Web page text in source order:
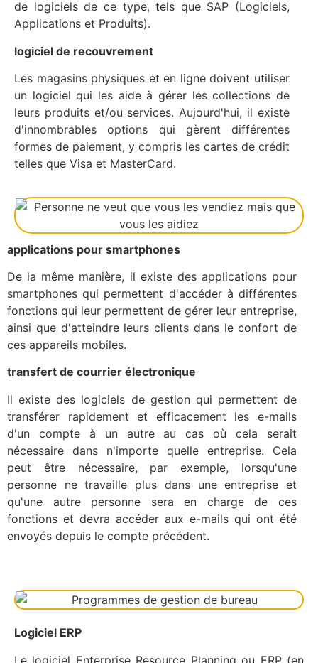
de logiciels de ce type, tels que SAP (Logiciels,
Applications et Produits).
logiciel de recouvrement
Les magasins physiques et en ligne doivent utiliser
un logiciel qui les aide à gérer les collections de
leurs produits et/ou services. Aujourd'hui, il existe
d'innombrables options qui gèrent différentes
formes de paiement, y compris les cartes de crédit
telles que Visa et MasterCard.
applications pour smartphones
De la même manière, il existe des applications pour
smartphones qui permettent d'accéder à différentes
fonctions qui leur permettent de gérer leur entreprise,
ainsi que d'atteindre leurs clients dans le confort de
ces appareils mobiles.
transfert de courrier électronique
Il existe des logiciels de gestion qui permettent de
transférer rapidement et efficacement les e-mails
d'un compte à un autre au cas où cela serait
nécessaire dans n'importe quelle entreprise. Cela
peut être nécessaire, par exemple, lorsqu'une
personne ne travaille plus dans une entreprise et
qu'une autre personne sera en charge de ces
fonctions et devra accéder aux e-mails qui ont été
envoyés depuis le compte précédent.
Logiciel ERP
Le logiciel Enterprise Resource Planning ou ERP (en